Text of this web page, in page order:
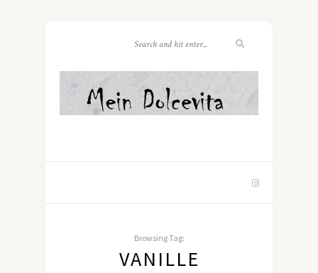
Browsing Tag:
VANILLE